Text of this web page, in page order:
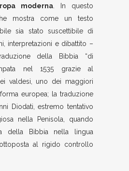
moderna. In questo
mostra come un testo
sia stato suscettibile di
interpretazioni e dibattito –
della Bibbia “di
nel 1535 grazie al
valdesi, uno dei maggiori
europea; la traduzione
Diodati, estremo tentativo
nella Penisola, quando
della Bibbia nella lingua
al rigido controllo